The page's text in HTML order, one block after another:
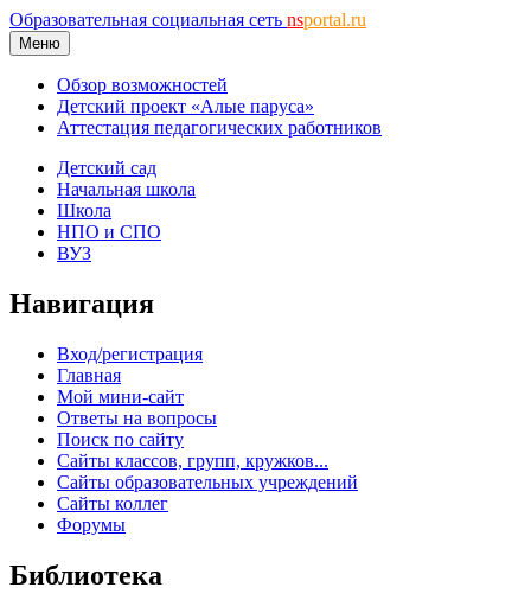
Образовательная социальная сеть nsportal.ru
Меню
Обзор возможностей
Детский проект «Алые паруса»
Аттестация педагогических работников
Детский сад
Начальная школа
Школа
НПО и СПО
ВУЗ
Навигация
Вход/регистрация
Главная
Мой мини-сайт
Ответы на вопросы
Поиск по сайту
Сайты классов, групп, кружков...
Сайты образовательных учреждений
Сайты коллег
Форумы
Библиотека